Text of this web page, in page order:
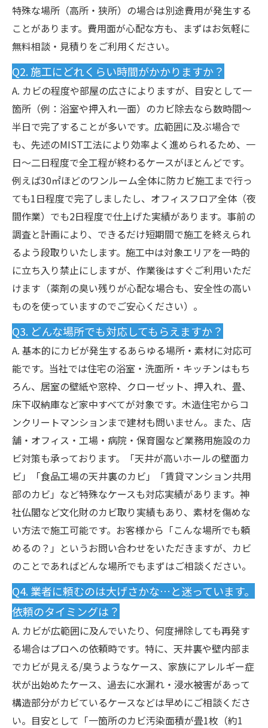
特殊な場所（高所・狭所）の場合は別途費用が発生する
ことがあります。費用面が心配な方も、まずはお気軽に
無料相談・見積りをご利用ください。
Q2. 施工にどれくらい時間がかかりますか？
A. カビの程度や部屋の広さによりますが、目安として一
箇所（例：浴室や押入れ一面）のカビ除去なら数時間〜
半日で完了することが多いです。広範囲に及ぶ場合で
も、先述のMIST工法により効率よく進められるため、一
日〜二日程度で全工程が終わるケースがほとんどです。
例えば30㎡ほどのワンルーム全体に防カビ施工まで行っ
ても1日程度で完了しましたし、オフィスフロア全体（夜
間作業）でも2日程度で仕上げた実績があります。事前の
調査と計画により、できるだけ短期間で施工を終えられ
るよう段取りいたします。施工中は対象エリアを一時的
に立ち入り禁止にしますが、作業後はすぐご利用いただ
けます（薬剤の臭い残りが心配な場合も、安全性の高い
ものを使っていますのでご安心ください）。
Q3. どんな場所でも対応してもらえますか？
A. 基本的にカビが発生するあらゆる場所・素材に対応可
能です。当社では住宅の浴室・洗面所・キッチンはもち
ろん、居室の壁紙や窓枠、クローゼット、押入れ、畳、
床下収納庫など家中すべてが対象です。木造住宅からコ
ンクリートマンションまで建材も問いません。また、店
舗・オフィス・工場・病院・保育園など業務用施設のカ
ビ対策も承っております。「天井が高いホールの壁面カ
ビ」「食品工場の天井裏のカビ」「賃貸マンション共用
部のカビ」など特殊なケースも対応実績があります。神
社仏閣など文化財のカビ取り実績もあり、素材を傷めな
い方法で施工可能です。お客様から「こんな場所でも頼
めるの？」というお問い合わせをいただきますが、カビ
のことであればどんな場所でもまずはご相談ください。
Q4. 業者に頼むのは大げさかな…と迷っています。
依頼のタイミングは？
A. カビが広範囲に及んでいたり、何度掃除しても再発す
る場合はプロへの依頼時です。特に、天井裏や壁内部ま
でカビが見える/臭うようなケース、家族にアレルギー症
状が出始めたケース、過去に水漏れ・浸水被害があって
構造部分がカビているケースなどは早めにご相談くださ
い。目安として「一箇所のカビ汚染面積が畳1枚（約1